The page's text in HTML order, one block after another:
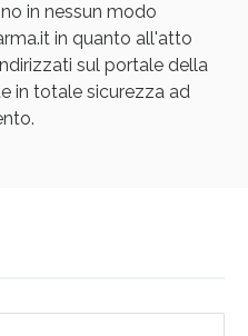
in nessun modo
in quanto all'atto
sul portale della
in totale sicurezza ad
di Oggi